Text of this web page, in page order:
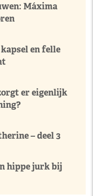
Máxima
en felle
er eigenlijk
– deel 3
hippe jurk bij